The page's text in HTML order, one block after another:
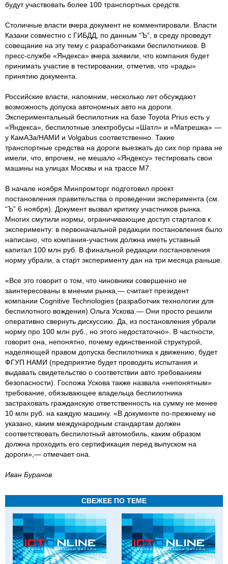
будут участвовать более 100 транспортных средств.
Столичные власти вчера документ не комментировали. Власти
Казани совместно с ГИБДД, по данным “Ъ”, в среду проведут
совещание на эту тему с разработчиками беспилотников. В
пресс-службе «Яндекса» вчера заявили, что компания будет
принимать участие в тестировании, отметив, что «рады»
принятию документа.
Российские власти, напомним, несколько лет обсуждают
возможность допуска автономных авто на дороги.
Экспериментальный беспилотник на базе Toyota Prius есть у
«Яндекса», беспилотные электробусы «Шатл» и «Матрешка» —
у КамАЗа/НАМИ и Volgabus соответственно. Такие
транспортные средства на дороги выезжать до сих пор права не
имели, что, впрочем, не мешало «Яндексу» тестировать свои
машины на улицах Москвы и на трассе М7.
В начале ноября Минпромторг подготовил проект
постановления правительства о проведении эксперимента (см.
“Ъ” 6 ноября). Документ вызвал критику участников рынка.
Многих смутили нормы, ограничивающие доступ стартапов к
эксперименту: в первоначальной редакции постановления было
написано, что компания-участник должна иметь уставный
капитал 100 млн руб. В финальной редакции постановления
норму убрали, а старт эксперименту дан на три месяца раньше.
«Все это говорит о том, что чиновники совершенно не
заинтересованы в мнении рынка,— считает президент
компании Cognitive Technologies (разработчик технологии для
беспилотного вождения) Ольга Ускова.— Они просто решили
оперативно свернуть дискуссию. Да, из постановления убрали
норму про 100 млн руб., но этого недостаточно». В частности,
говорит она, непонятно, почему единственной структурой,
наделяющей правом допуска беспилотника к движению, будет
ФГУП НАМИ (предприятие будет проводить испытания и
выдавать свидетельство о соответствии авто требованиям
безопасности). Госпожа Ускова также назвала «непонятным»
требование, обязывающее владельца беспилотника
застраховать гражданскую ответственность на сумму не менее
10 млн руб. на каждую машину. «В документе по-прежнему не
указано, каким международным стандартам должен
соответствовать беспилотный автомобиль, каким образом
должна проходить его сертификация перед выпуском на
дороги»,— отмечает она.
Иван Буранов
СВЕЖЕЕ ПО ТЕМЕ